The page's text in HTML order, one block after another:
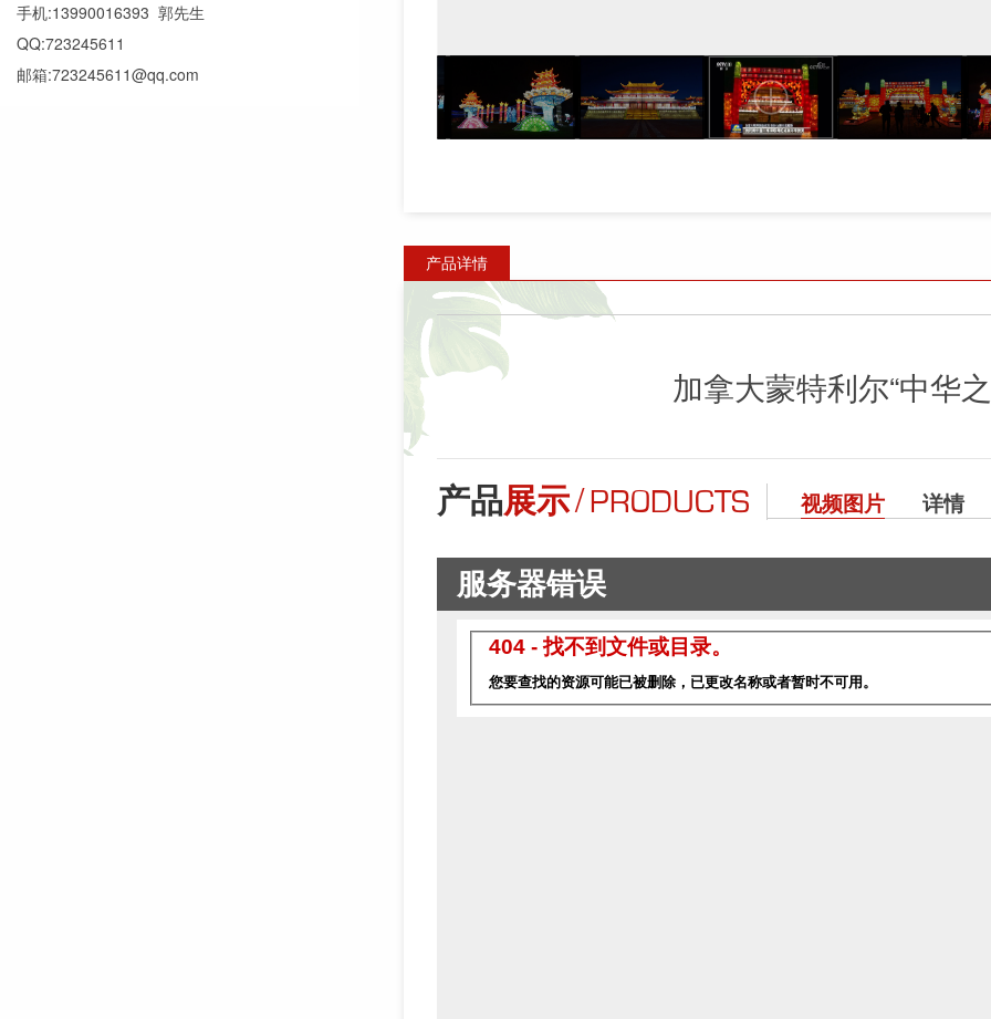
手机:13990016393 郭先生
QQ:723245611
邮箱:723245611@qq.com
产品详情
加拿大蒙特利尔“中华
产品展示/PRODUCTS 视频图片 详情